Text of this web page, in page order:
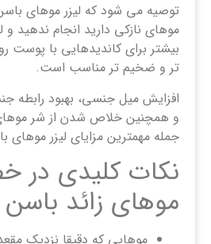
توصیه می شود که لیزر موهای
موهای نازکی دارید انجام ندهید و
بیشتر برای کاندیدهایی با پوست
تر و ضخیم تر مناسب است.
افزایش میل جنسی، بهبود رابطه
و همچنین خلاص شدن از شر موهای
جمله مهمترین مزایای لیزر
نکات کلیدی
موهای زائد باسن
موهایی که دقیقا نزدیک